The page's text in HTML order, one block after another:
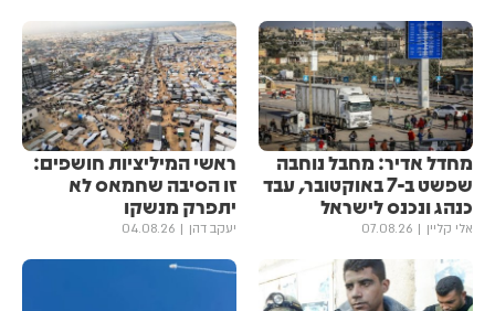
מחדל אדיר: מחבל נוחבה
שפשט ב-7 באוקטובר, עבד
כנהג ונכנס לישראל
אלי קליין 07.08.26
ראשי המיליציות חושפים:
זו הסיבה שחמאס לא
יתפרק מנשקו
יעקב דהן 04.08.26